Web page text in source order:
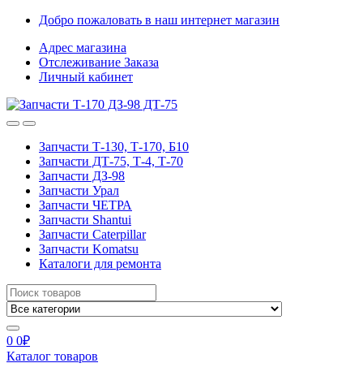
Skip
navigation
Skip
content
Добро пожаловать в наш интернет магазин
Адрес магазина
Отслеживание Заказа
Личный кабинет
Запчасти Т-130, Т-170, Б10
Запчасти ДТ-75, Т-4, Т-70
Запчасти ДЗ-98
Запчасти Урал
Запчасти ЧЕТРА
Запчасти Shantui
Запчасти Caterpillar
Запчасти Komatsu
Каталоги для ремонта
Search
for:
0 0₽
Каталог товаров